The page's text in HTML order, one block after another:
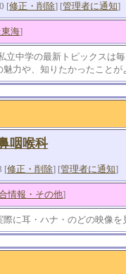
[修正・削除] [管理者に通知]
海]
立中学の最新トピックスは
力や、知りたかったことが
咽喉科
[修正・削除] [管理者に通知]
情報・その他]
に耳・ハナ・のどの映像